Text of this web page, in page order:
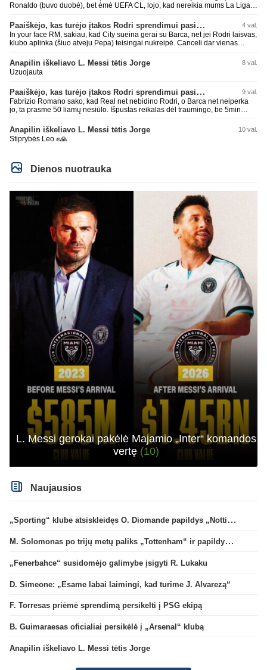
Ronaldo (buvo duobė), bet ėmė UEFA CL, lojo, kad nereikia mums La Liga,
laimėti La Liga. Dabar vėl gavo nuo Barcos ir Rodri ateina ne pas juos, vėl
nereikia mums jo, senas ir t.t. Gal davai vyriškai priimkit tuos pralaimėjimus
be kvailų nereikia, nenorim ir t.t.
Paaiškėjo, kas turėjo įtakos Rodri sprendimui pasirinkti Barselonos pusę 4 val.
In your face RM, sakiau, kad City sueina gerai su Barca, net jei Rodri laisvas,
klubo aplinka (šiuo atveju Pepa) teisingai nukreipė. Canceli dar vienas
Super
Anapilin iškeliavo L. Messi tėtis Jorge 8 val.
Uzuojauta
Paaiškėjo, kas turėjo įtakos Rodri sprendimui pasirinkti Barselonos pusę 9 val.
Fabrizio Romano sako, kad Real net nebidino Rodri, o Barca net neiperka
jo, ta prasme 50 liamų nesiūlo. Išpustas reikalas dėl traumingo, be 5min
Anapilin iškeliavo L. Messi tėtis Jorge 10 val.
Stiprybės Leo ✊🙏
Dienos nuotrauka
L. Messi gerokai pakėlė Majamio „Inter“ komandos
vertę (10)
Naujausios
„Sporting“ klube atsiskleidęs O. Diomande papildys „Nottingham“ gretas
M. Solomonas po trijų metų paliks „Tottenham“ ir papildys „West Ham“ klubą
„Fenerbahce“ susidomėjo galimybe įsigyti R. Lukaku
D. Simeone: „Esame labai laimingi, kad turime J. Alvarezą“
F. Torresas priėmė sprendimą persikelti į PSG ekipą
B. Guimaraesas oficialiai persikėlė į „Arsenal“ klubą
Anapilin iškeliavo L. Messi tėtis Jorge